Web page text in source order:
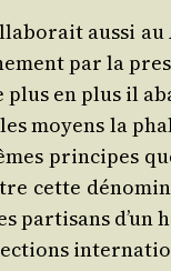
aus­si au
par la
plus en plus
moyens la
prin­cipes
cette
par­ti­sans